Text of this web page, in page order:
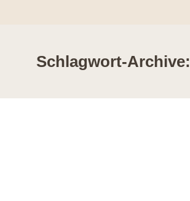
Schlagwort-Archive: